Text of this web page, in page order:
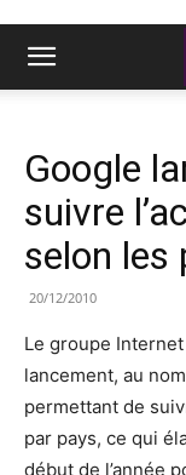
Google
suivre
selon les
20/12/2010
Le groupe
lancement, au
permettant de
par pays, ce qui
début de l’année